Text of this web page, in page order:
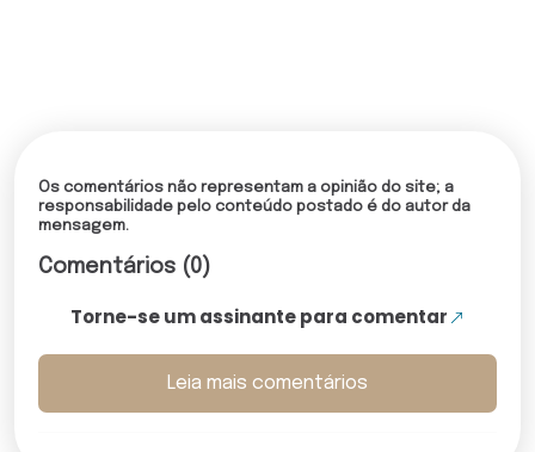
Os comentários não representam a opinião do site; a
responsabilidade pelo conteúdo postado é do autor da
mensagem.
Comentários (0)
Torne-se um assinante para comentar
Leia mais comentários